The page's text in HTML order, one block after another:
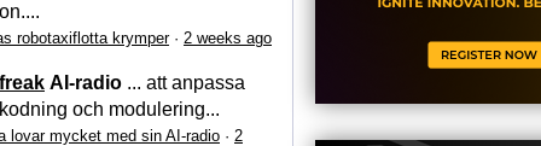
robotaxiflotta krymper· 2 weeks ago
freak AI-radio ... att anpassa
kodning och modulering...
lovar mycket med sin AI-radio · 2